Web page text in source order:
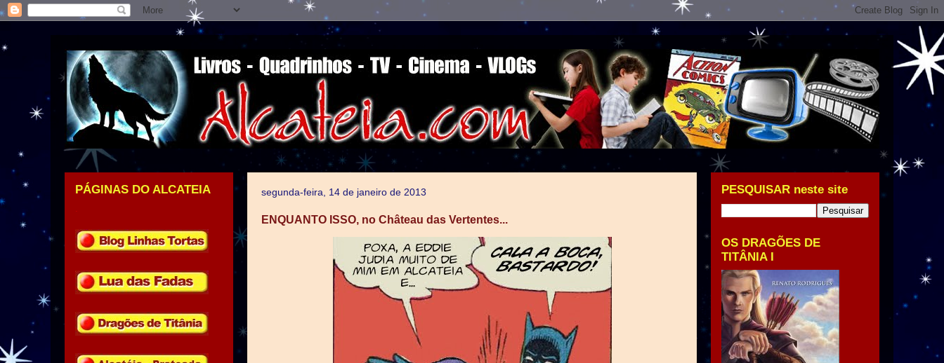
segunda-feira, 14 de janeiro de 2013
ENQUANTO ISSO, no Château das Vertentes...
PÁGINAS DO ALCATEIA PESQUISAR neste site
OS DRAGÕES DE
TITÂNIA I